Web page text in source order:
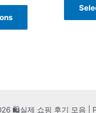
out of 5
🛍️실제 쇼핑 후기 모음 |